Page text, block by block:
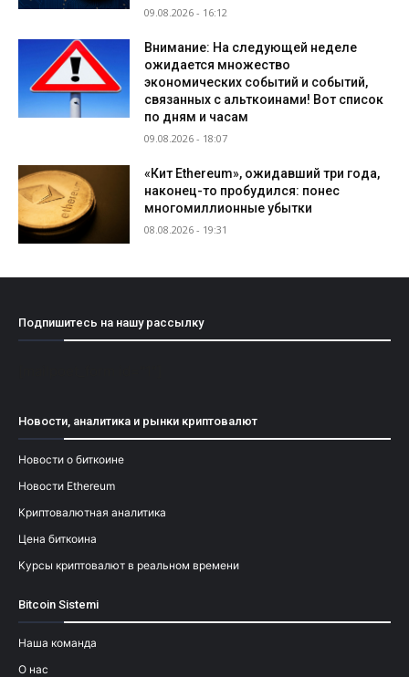
09.08.2026 - 16:12
Внимание: На следующей неделе
ожидается множество
экономических событий и событий,
связанных с альткоинами! Вот список
по дням и часам
09.08.2026 - 18:07
«Кит Ethereum», ожидавший три года,
наконец-то пробудился: понес
многомиллионные убытки
08.08.2026 - 19:31
Подпишитесь на нашу рассылку
Новости, аналитика и рынки криптовалют
Новости о биткоине
Новости Ethereum
Криптовалютная аналитика
Цена биткоина
Курсы криптовалют в реальном времени
Bitcoin Sistemi
Наша команда
О нас